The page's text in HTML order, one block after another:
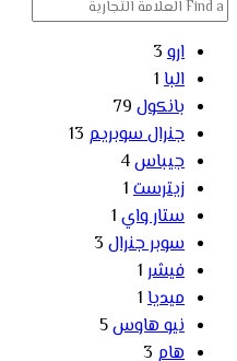
ارو 3
البا 1
بانكول 79
جنرال سوبريم 13
جيباس4
زيترست 1
ستار واي 1
سوبر جنرال 3
فيشر 1
ميديا 1
نيو هاوس5
هام 3